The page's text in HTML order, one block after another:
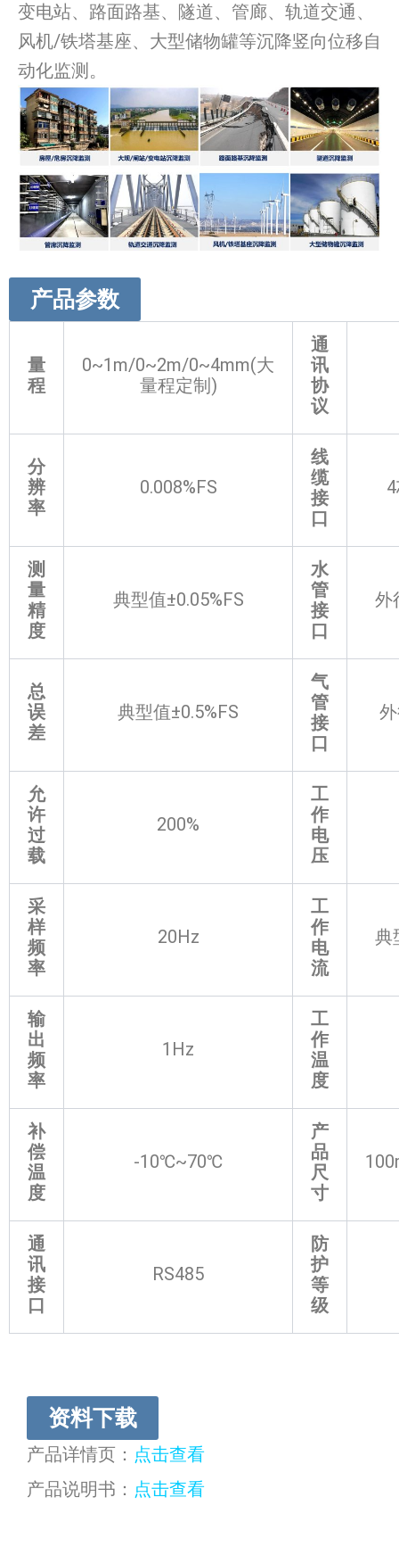
变电站、路面路基、隧道、管廊、轨道交通、
风机/铁塔基座、大型储物罐等沉降竖向位移自
动化监测。
产品参数
量
程
0~1m/0~2m/0~4mm(大
量程定制)
通
讯
协
议
分
辨
率
0.008%FS
线
缆
接
口
测
量
精
度
典型值±0.05%FS
水
管
接
口
外
总
误
差
典型值±0.5%FS
气
管
接
口
允
许
过
载
200%
工
作
电
压
采
样
频
率
20Hz
工
作
电
流
典
输
出
频
率
1Hz
工
作
温
度
补
偿
温
度
-10℃~70℃
产
品
尺
寸
通
讯
接
口
RS485
防
护
等
级
资料下载
产品详情页： 点击查看
产品说明书： 点击查看